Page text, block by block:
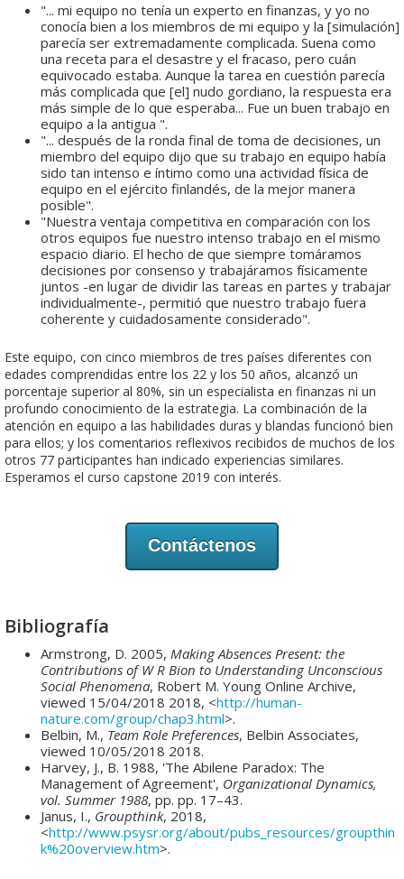
"... mi equipo no tenía un experto en finanzas, y yo no
conocía bien a los miembros de mi equipo y la [simulación]
parecía ser extremadamente complicada. Suena como
una receta para el desastre y el fracaso, pero cuán
equivocado estaba. Aunque la tarea en cuestión parecía
más complicada que [el] nudo gordiano, la respuesta era
más simple de lo que esperaba... Fue un buen trabajo en
equipo a la antigua ".
"... después de la ronda final de toma de decisiones, un
miembro del equipo dijo que su trabajo en equipo había
sido tan intenso e íntimo como una actividad física de
equipo en el ejército finlandés, de la mejor manera
posible".
"Nuestra ventaja competitiva en comparación con los
otros equipos fue nuestro intenso trabajo en el mismo
espacio diario. El hecho de que siempre tomáramos
decisiones por consenso y trabajáramos físicamente
juntos -en lugar de dividir las tareas en partes y trabajar
individualmente-, permitió que nuestro trabajo fuera
coherente y cuidadosamente considerado".
Este equipo, con cinco miembros de tres países diferentes con
edades comprendidas entre los 22 y los 50 años, alcanzó un
porcentaje superior al 80%, sin un especialista en finanzas ni un
profundo conocimiento de la estrategia. La combinación de la
atención en equipo a las habilidades duras y blandas funcionó bien
para ellos; y los comentarios reflexivos recibidos de muchos de los
otros 77 participantes han indicado experiencias similares.
Esperamos el curso capstone 2019 con interés.
Contáctenos
Bibliografía
Armstrong, D. 2005, Making Absences Present: the
Contributions of W R Bion to Understanding Unconscious
Social Phenomena, Robert M. Young Online Archive,
viewed 15/04/2018 2018, <http://human-
nature.com/group/chap3.html>.
Belbin, M., Team Role Preferences, Belbin Associates,
viewed 10/05/2018 2018.
Harvey, J., B. 1988, 'The Abilene Paradox: The
Management of Agreement', Organizational Dynamics,
vol. Summer 1988, pp. pp. 17–43.
Janus, I., Groupthink, 2018,
<http://www.psysr.org/about/pubs_resources/groupthin
k%20overview.htm>.